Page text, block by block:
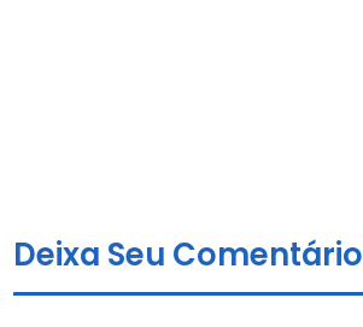
Deixa Seu Comentário